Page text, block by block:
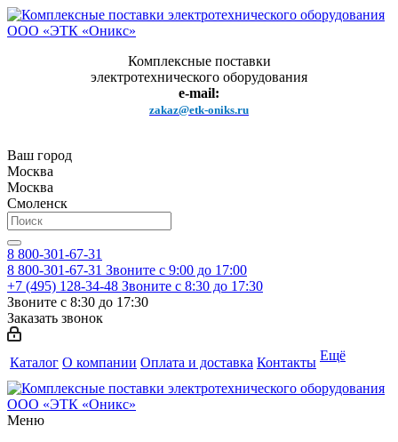
Комплексные поставки
электротехнического оборудования
e-mail:
zakaz@etk-oniks.ru
Ваш город
Москва
Москва
Смоленск
8 800-301-67-31
8 800-301-67-31 Звоните с 9:00 до 17:00
+7 (495) 128-34-48 Звоните с 8:30 до 17:30
Звоните с 8:30 до 17:30
Заказать звонок
Каталог О компании Оплата и доставка Контакты Ещё
Меню